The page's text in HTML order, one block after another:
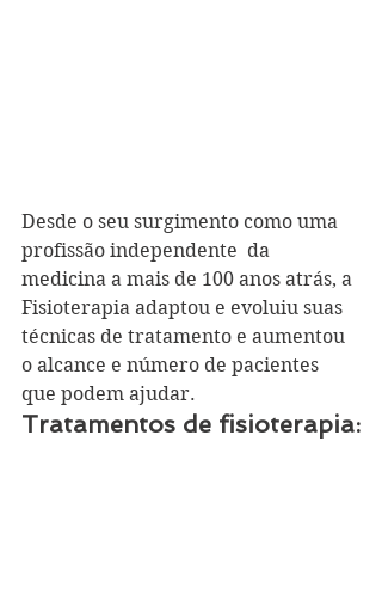
Desde o seu surgimento como uma
profissão independente  da
medicina a mais de 100 anos atrás, a
Fisioterapia adaptou e evoluiu suas
técnicas de tratamento e aumentou
o alcance e número de pacientes
que podem ajudar.
Tratamentos de fisioterapia: